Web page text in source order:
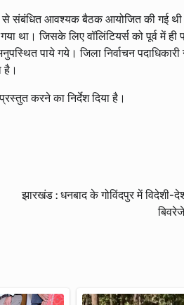
संबंधित आवश्यक बैठक आयोजित की गई
जिसके लिए वॉलिंटियर्स को पूर्व में ही
पाये गये। जिला निर्वाचन
है।
करने का निर्देश दिया है।
झारखंड : धनबाद के गोविंदपुर में विदेशी-